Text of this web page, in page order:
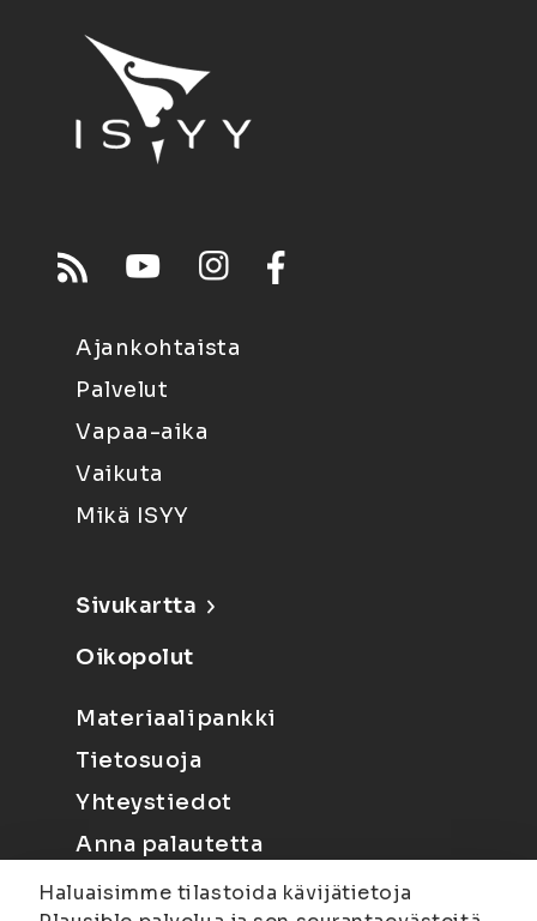
Ajankohtaista
Palvelut
Vapaa-aika
Vaikuta
Mikä ISYY
Sivukartta
Oikopolut
Materiaalipankki
Tietosuoja
Yhteystiedot
Anna palautetta
Haluaisimme tilastoida kävijätietoja